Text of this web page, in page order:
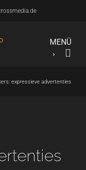
expressieve advertenties